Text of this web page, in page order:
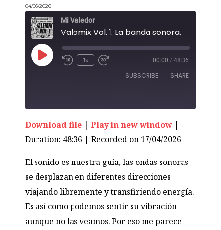
04/05/2026
Mi Valedor
Valemix Vol. 1. La banda sonora.
Play
Episode
1x 00:00 / 48:36
SUBSCRIBE SHARE
RSS FEED
EMBED
Download file |Play in new window |
Duration: 48:36 |Recorded on 17/04/2026
El sonido es nuestra guía, las ondas sonoras
se desplazan en diferentes direcciones
viajando libremente y transfiriendo energía.
Es así como podemos sentir su vibración
aunque no las veamos. Por eso me parece